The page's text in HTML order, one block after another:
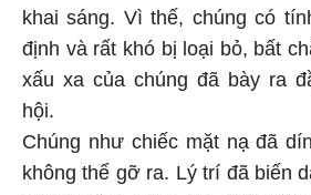
khai sáng. Vì thế, chúng có
định và rất khó bị loại bỏ, bất
xấu xa của chúng đã bày ra
hội.
Chúng như chiếc mặt nạ đã
không thể gỡ ra. Lý trí đã biến